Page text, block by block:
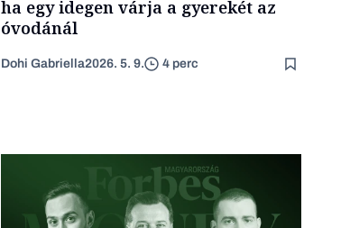
ha egy idegen várja a gyerekét az
óvodánál
Dohi Gabriella2026. 5. 9. 4 perc